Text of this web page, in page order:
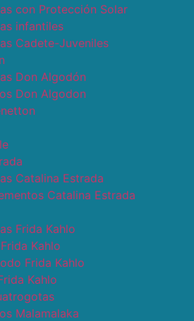
con Protección Solar
infantiles
Cadete-Juveniles
Don Algodón
Don Algodon
Catalina Estrada
Catalina Estrada
Frida Kahlo
Kahlo
Frida Kahlo
Kahlo
Malamalaka